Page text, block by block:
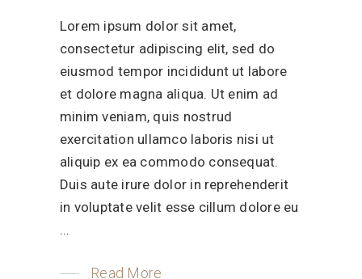
Lorem ipsum dolor sit amet,
consectetur adipiscing elit, sed do
eiusmod tempor incididunt ut labore
et dolore magna aliqua. Ut enim ad
minim veniam, quis nostrud
exercitation ullamco laboris nisi ut
aliquip ex ea commodo consequat.
Duis aute irure dolor in reprehenderit
in voluptate velit esse cillum dolore eu
Read More